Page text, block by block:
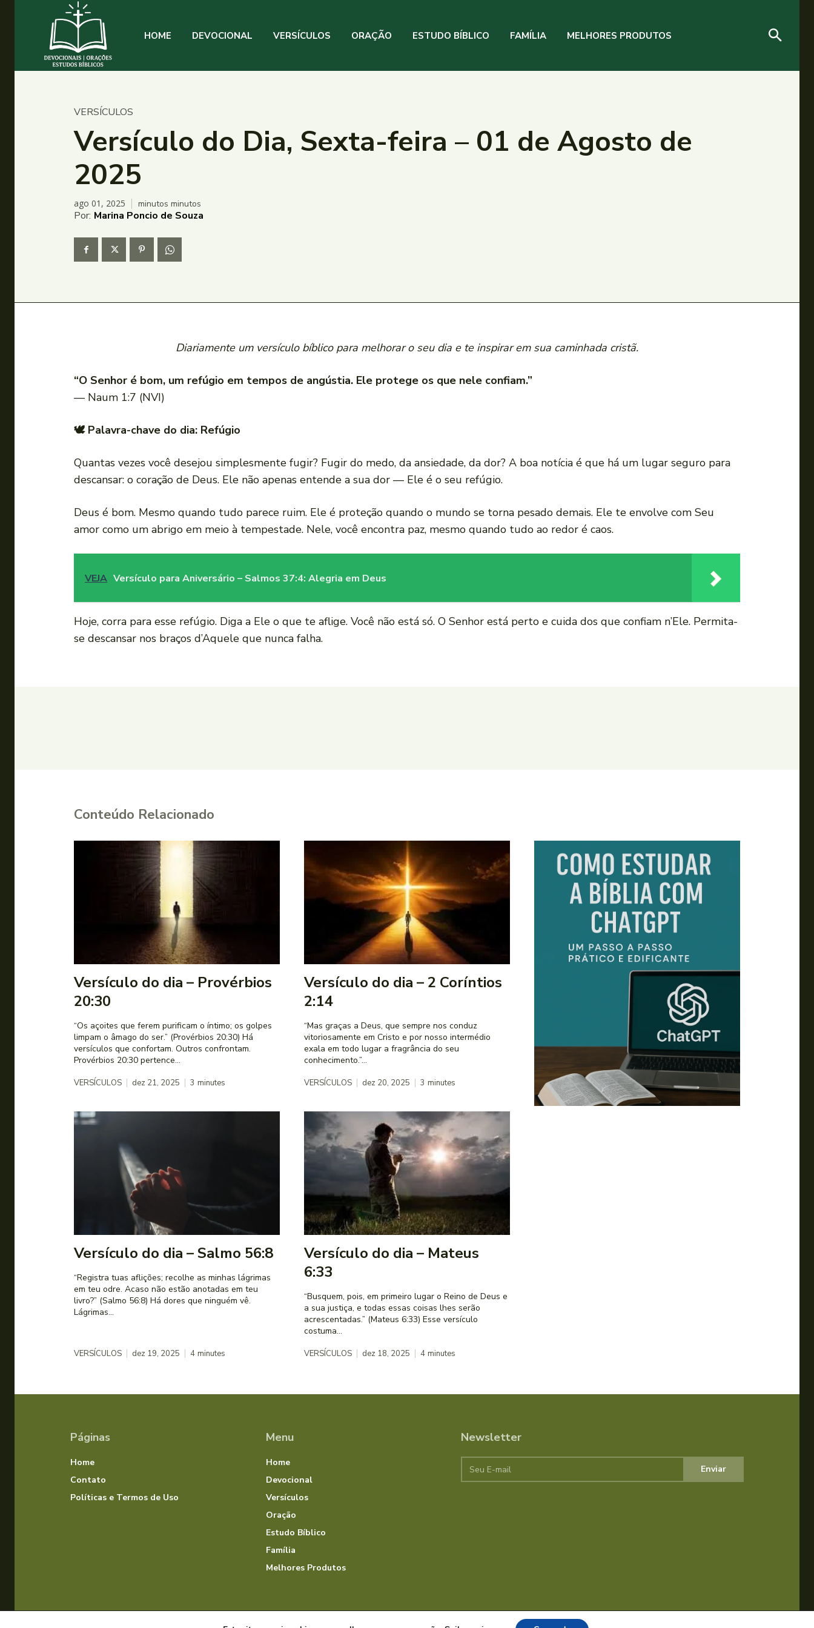
HOME DEVOCIONAL VERSÍCULOS ORAÇÃO ESTUDO BÍBLICO FAMÍLIA MELHORES PRODUTOS
VERSÍCULOS
Versículo do Dia, Sexta-feira – 01 de Agosto de
2025
ago 01, 2025 minutos minutos
Por: Marina Poncio de Souza
Diariamente um versículo bíblico para melhorar o seu dia e te inspirar em sua caminhada cristã.
“O Senhor é bom, um refúgio em tempos de angústia. Ele protege os que nele confiam.”
— Naum 1:7 (NVI)
🕊 Palavra-chave do dia: Refúgio
Quantas vezes você desejou simplesmente fugir? Fugir do medo, da ansiedade, da dor? A boa notícia é que há um lugar seguro para
descansar: o coração de Deus. Ele não apenas entende a sua dor — Ele é o seu refúgio.
Deus é bom. Mesmo quando tudo parece ruim. Ele é proteção quando o mundo se torna pesado demais. Ele te envolve com Seu
amor como um abrigo em meio à tempestade. Nele, você encontra paz, mesmo quando tudo ao redor é caos.
VEJA Versículo para Aniversário – Salmos 37:4: Alegria em Deus
Hoje, corra para esse refúgio. Diga a Ele o que te aflige. Você não está só. O Senhor está perto e cuida dos que confiam n’Ele. Permita-
se descansar nos braços d’Aquele que nunca falha.
Conteúdo Relacionado
Versículo do dia – Provérbios
20:30
“Os açoites que ferem purificam o íntimo; os golpes
limpam o âmago do ser.” (Provérbios 20:30) Há
versículos que confortam. Outros confrontam.
Provérbios 20:30 pertence...
VERSÍCULOS dez 21, 2025 3 minutes
Versículo do dia – 2 Coríntios
2:14
“Mas graças a Deus, que sempre nos conduz
vitoriosamente em Cristo e por nosso intermédio
exala em todo lugar a fragrância do seu
conhecimento.”...
VERSÍCULOS dez 20, 2025 3 minutes
Versículo do dia – Salmo 56:8
“Registra tuas aflições; recolhe as minhas lágrimas
em teu odre. Acaso não estão anotadas em teu
livro?” (Salmo 56:8) Há dores que ninguém vê.
Lágrimas...
VERSÍCULOS dez 19, 2025 4 minutes
Versículo do dia – Mateus
6:33
“Busquem, pois, em primeiro lugar o Reino de Deus e
a sua justiça, e todas essas coisas lhes serão
acrescentadas.” (Mateus 6:33) Esse versículo
costuma...
VERSÍCULOS dez 18, 2025 4 minutes
Páginas
Home
Contato
Políticas e Termos de Uso
Menu
Home
Devocional
Versículos
Oração
Estudo Bíblico
Família
Melhores Produtos
Newsletter
Enviar